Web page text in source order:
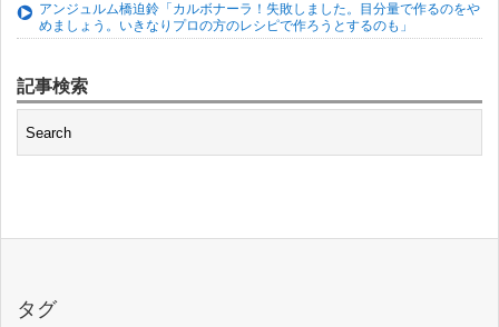
アンジュルム橋迫鈴「カルボナーラ！失敗しました。目分量で作るのをや
めましょう。いきなりプロの方のレシピで作ろうとするのも」
記事検索
タグ